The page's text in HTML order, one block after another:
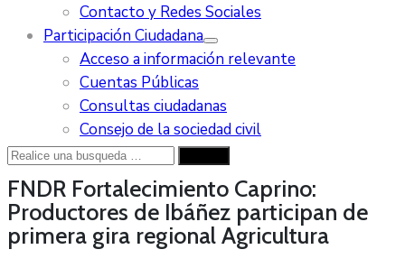
Contacto y Redes Sociales
Participación Ciudadana
Acceso a información relevante
Cuentas Públicas
Consultas ciudadanas
Consejo de la sociedad civil
FNDR Fortalecimiento Caprino:
Productores de Ibáñez participan de
primera gira regionalAgricultura